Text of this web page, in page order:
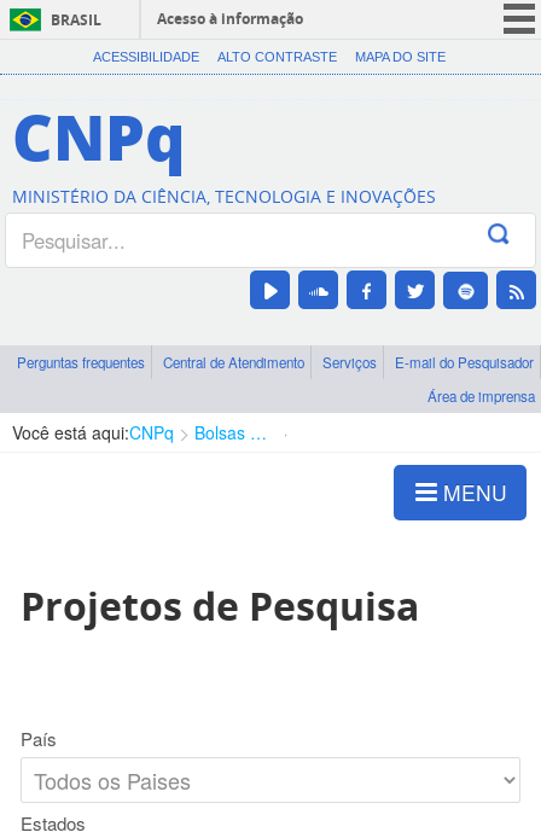
BRASIL
Acesso à informação
CORONAVÍRUS (COVID-19)
Canais
ACESSIBILIDADE ALTO CONTRASTE MAPA DO SITE
CNPq
MINISTÉRIO DA CIÊNCIA, TECNOLOGIA E INOVAÇÕES
Perguntas frequentes Central de Atendimento Serviços
E-mail do Pesquisador
Área de imprensa
Você está aqui:CNPq Bolsas e Auxílios Vigentes
MENU
Projetos de Pesquisa
País
Estados